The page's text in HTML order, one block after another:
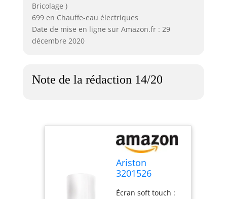
Bricolage )
699 en Chauffe-eau électriques
Date de mise en ligne sur Amazon.fr : 29
décembre 2020
Note de la rédaction 14/20
Ariston
3201526
électrique, 80
Écran soft touch :